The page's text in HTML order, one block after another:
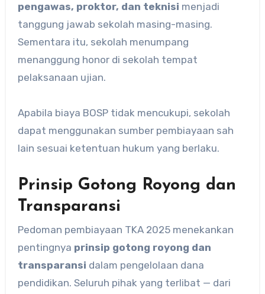
pengawas, proktor, dan teknisi menjadi
tanggung jawab sekolah masing-masing.
Sementara itu, sekolah menumpang
menanggung honor di sekolah tempat
pelaksanaan ujian.
Apabila biaya BOSP tidak mencukupi, sekolah
dapat menggunakan sumber pembiayaan sah
lain sesuai ketentuan hukum yang berlaku.
Prinsip Gotong Royong dan
Transparansi
Pedoman pembiayaan TKA 2025 menekankan
pentingnya prinsip gotong royong dan
transparansi dalam pengelolaan dana
pendidikan. Seluruh pihak yang terlibat — dari